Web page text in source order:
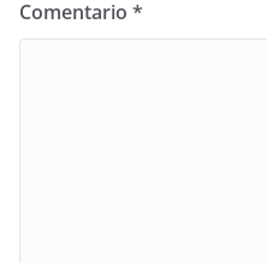
Comentario *